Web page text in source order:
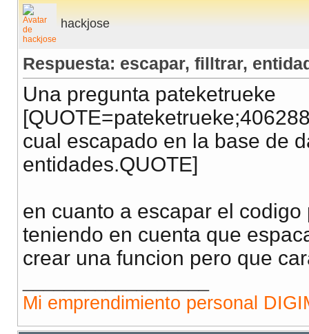
hackjose
Respuesta: escapar, filltrar,
Una pregunta pateketrueke
cual escapado en la base de
entidades.QUOTE]
en cuanto a escapar el
teniendo en cuenta que
crear una funcion pero que
Mi emprendimiento personal